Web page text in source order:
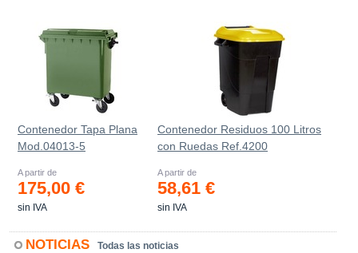
Contenedor Tapa Plana
Mod.04013-5
A partir de
175,00 €
sin IVA
Contenedor Residuos 100 Litros
con Ruedas Ref.4200
A partir de
58,61 €
sin IVA
NOTICIAS Todas las noticias